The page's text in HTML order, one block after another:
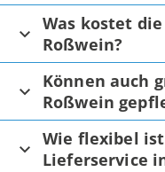
Was kostet
Roßwein?
Können auch
Roßwein
Wie flexibel
Lieferservice